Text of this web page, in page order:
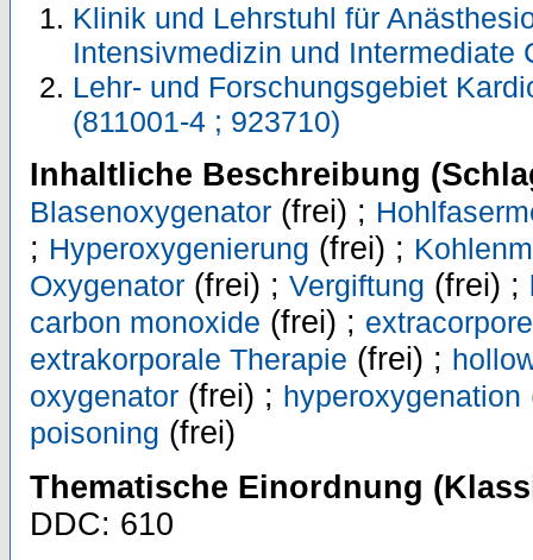
Klinik und Lehrstuhl für
Intensivmedizin und Intermediate
Lehr- und Forschungsgebiet
(811001-4 ; 923710)
Inhaltliche Beschreibung
Blasenoxygenator (frei) ;
; Hyperoxygenierung (frei) ;
Oxygenator (frei) ; Vergiftung (frei) ;
carbon monoxide (frei) ;
extrakorporale Therapie (frei) ;
oxygenator (frei) ; hyperoxygenation
poisoning (frei)
Thematische Einordnung
DDC: 610